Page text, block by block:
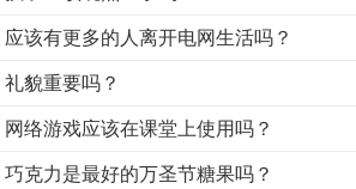
应该有更多的人离开电网生活吗？
礼貌重要吗？
网络游戏应该在课堂上使用吗？
巧克力是最好的万圣节糖果吗？